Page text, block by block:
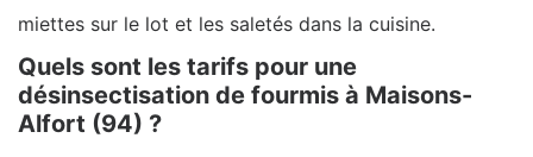
miettes sur le lot et les saletés dans la cuisine.
Quels sont les tarifs pour une
désinsectisation de fourmis à Maisons-
Alfort (94) ?